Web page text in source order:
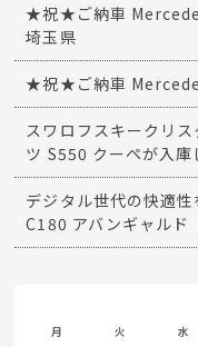
★祝★ご納車
埼玉県
★祝★ご納車
スワロフスキークリ
ツ S550 クーペが入庫
デジタル世代の快適
C180 アバンギャルド
月 火 水